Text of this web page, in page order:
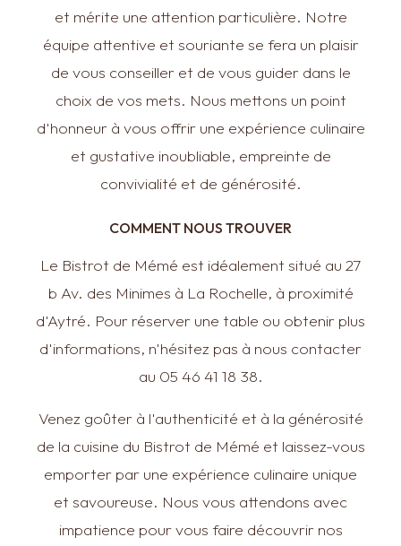
et mérite une attention particulière. Notre
équipe attentive et souriante se fera un plaisir
de vous conseiller et de vous guider dans le
choix de vos mets. Nous mettons un point
d'honneur à vous offrir une expérience culinaire
et gustative inoubliable, empreinte de
convivialité et de générosité.
COMMENT NOUS TROUVER
Le Bistrot de Mémé est idéalement situé au 27
b Av. des Minimes à La Rochelle, à proximité
d'Aytré. Pour réserver une table ou obtenir plus
d'informations, n'hésitez pas à nous contacter
au 05 46 41 18 38.
Venez goûter à l'authenticité et à la générosité
de la cuisine du Bistrot de Mémé et laissez-vous
emporter par une expérience culinaire unique
et savoureuse. Nous vous attendons avec
impatience pour vous faire découvrir nos